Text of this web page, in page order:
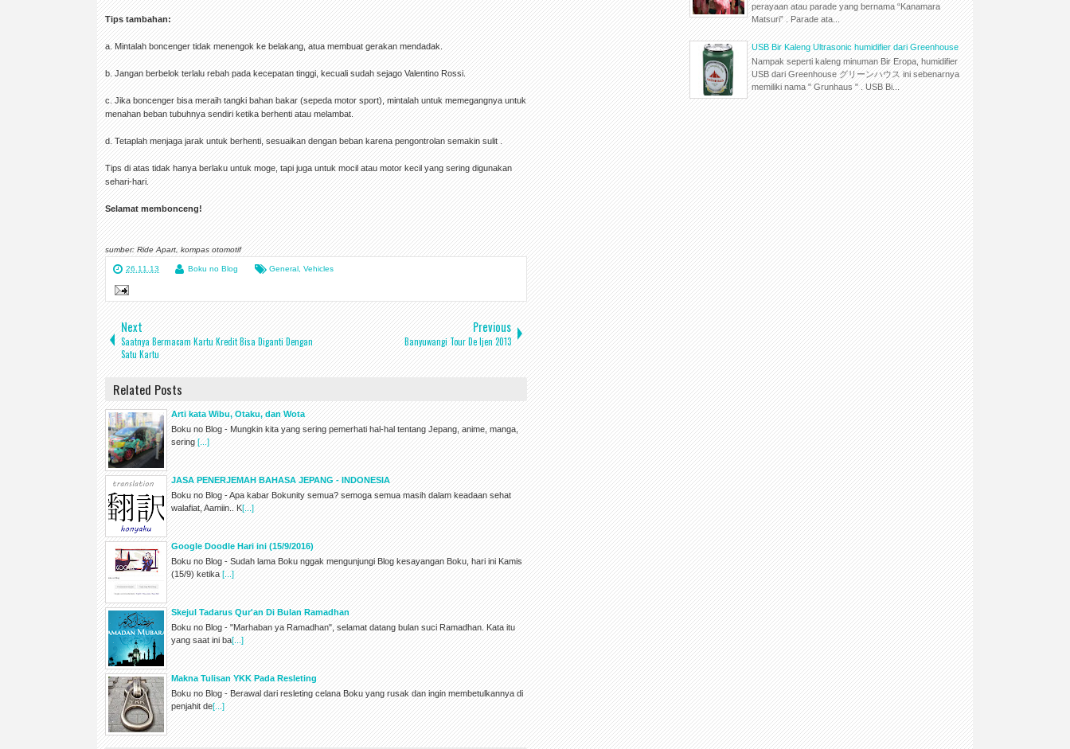
Tips tambahan:
a. Mintalah boncenger tidak menengok ke belakang, atua membuat gerakan mendadak.
b. Jangan berbelok terlalu rebah pada kecepatan tinggi, kecuali sudah sejago Valentino Rossi.
c. Jika boncenger bisa meraih tangki bahan bakar (sepeda motor sport), mintalah untuk memegangnya untuk
menahan beban tubuhnya sendiri ketika berhenti atau melambat.
d. Tetaplah menjaga jarak untuk berhenti, sesuaikan dengan beban karena pengontrolan semakin sulit .
Tips di atas tidak hanya berlaku untuk moge, tapi juga untuk mocil atau motor kecil yang sering digunakan
sehari-hari.
Selamat membonceng!
sumber: Ride Apart, kompas otomotif
26.11.13 Boku no Blog General Vehicles
Next
Saatnya Bermacam Kartu Kredit Bisa Diganti Dengan
Satu Kartu
Previous
Banyuwangi Tour De Ijen 2013
Related Posts
Arti kata Wibu, Otaku, dan Wota
Boku no Blog - Mungkin kita yang sering pemerhati hal-hal tentang Jepang, anime, manga,
sering[...]
JASA PENERJEMAH BAHASA JEPANG - INDONESIA
Boku no Blog - Apa kabar Bokunity semua? semoga semua masih dalam keadaan sehat
walafiat, Aamiin.. K[...]
Google Doodle Hari ini (15/9/2016)
Boku no Blog - Sudah lama Boku nggak mengunjungi Blog kesayangan Boku, hari ini Kamis
(15/9) ketika[...]
Skejul Tadarus Qur'an Di Bulan Ramadhan
Boku no Blog - "Marhaban ya Ramadhan", selamat datang bulan suci Ramadhan. Kata itu
yang saat ini ba[...]
Makna Tulisan YKK Pada Resleting
Boku no Blog - Berawal dari resleting celana Boku yang rusak dan ingin membetulkannya di
penjahit de[...]
perayaan atau parade yang bernama “Kanamara
Matsuri” . Parade ata...
USB Bir Kaleng Ultrasonic humidifier dari Greenhouse
Nampak seperti kaleng minuman Bir Eropa, humidifier
USB dari Greenhouse グリーンハウス ini sebenarnya
memiliki nama " Grunhaus " . USB Bi...